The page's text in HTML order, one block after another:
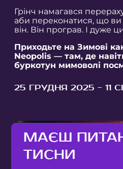
Грінч намагався
аби переконатися, що ви
він. Він програв. І дуже
Приходьте на Зимові
Neopolis — там, де
буркотун мимоволі
25 ГРУДНЯ 2025 - 11
МАЄШ
ТИСНИ